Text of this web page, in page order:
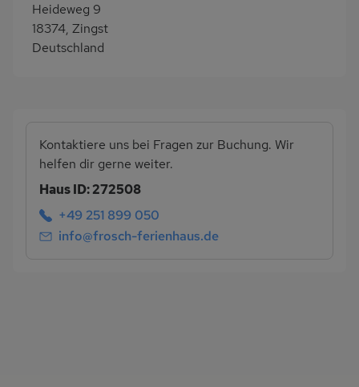
Heideweg 9
18374, Zingst
Deutschland
Kontaktiere uns bei Fragen zur Buchung. Wir
helfen dir gerne weiter.
Haus ID: 272508
+49 251 899 050
info@frosch-ferienhaus.de